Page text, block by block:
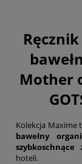
Mother
Kolekcja Maxime
bawełny
szybkoschnące
hoteli.